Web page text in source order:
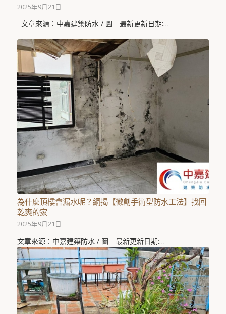
2025年9月21日
文章來源：中嘉建築防水 / 圖 最新更新日期:…
為什麼頂樓會漏水呢？網揭【微創手術型防水工法】找回
乾爽的家
2025年9月21日
文章來源：中嘉建築防水 / 圖 最新更新日期:…